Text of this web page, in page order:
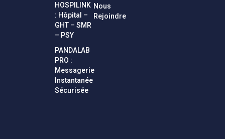
HOSPILINK
: Hôpital –
GHT – SMR
– PSY
PANDALAB
PRO :
Messagerie
Instantanée
Sécurisée
Nous
Rejoindre